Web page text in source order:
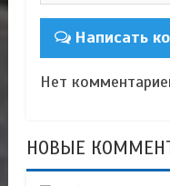
Написать
Нет
НОВЫЕ